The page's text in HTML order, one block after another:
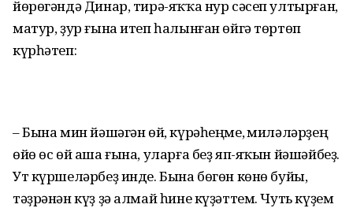
йөрөгәндә Динар, тирә-яҡҡа нур сәсеп ултырған,
матур, ҙур ғына итеп һалынған өйгә төртөп
күрһәтеп:
– Бына мин йәшәгән өй, күрәһеңме, Әмиләләрҙең
өйө өс өй аша ғына, уларға беҙ яп-яҡын йәшәйбеҙ.
Ут күршеләрбеҙ инде. Бына бөгөн көнө буйы,
тәҙрәнән күҙ ҙә алмай һине күҙәттем. Чуть күҙем